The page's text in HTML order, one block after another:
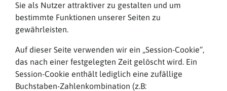
Sie als Nutzer attraktiver zu gestalten und um
bestimmte Funktionen unserer Seiten zu
gewährleisten.
Auf dieser Seite verwenden wir ein „Session-Cookie“,
das nach einer festgelegten Zeit gelöscht wird. Ein
Session-Cookie enthält lediglich eine zufällige
Buchstaben-Zahlenkombination (z.B: